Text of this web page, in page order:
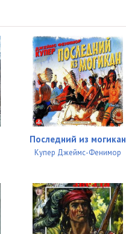
Последний из могикан
Купер Джеймс-Фенимор